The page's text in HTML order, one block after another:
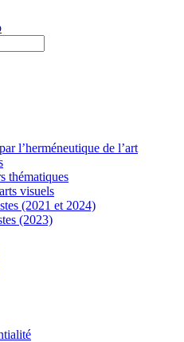
l’herméneutique de l’art
thématiques
visuels
(2021 et 2024)
(2023)